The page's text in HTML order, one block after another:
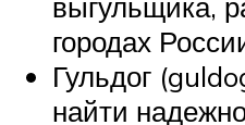
выгульщика,
городах
Гульдог
найти